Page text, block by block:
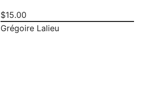
$15.00
Grégoire Lalieu